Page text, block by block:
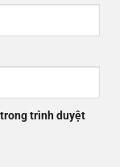
trình duyệt